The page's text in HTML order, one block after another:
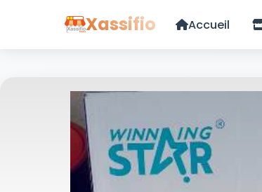
Xassifio Accueil